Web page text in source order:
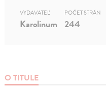
O TITULE
VYDAVATEĽ
Karolinum
POČET STRÁN
244